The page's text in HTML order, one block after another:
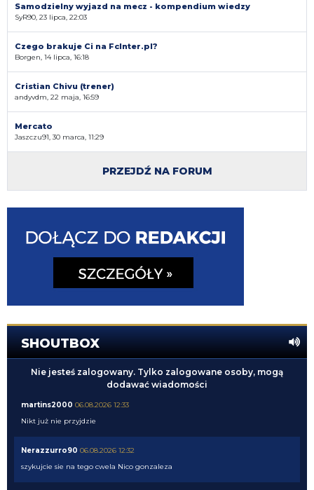
Samodzielny wyjazd na mecz - kompendium wiedzy
SyR90, 23 lipca, 22:03
Czego brakuje Ci na FcInter.pl?
Borgen, 14 lipca, 16:18
Cristian Chivu (trener)
andyvdm, 22 maja, 16:59
Mercato
Jaszczu91, 30 marca, 11:29
PRZEJDŹ NA FORUM
SHOUTBOX
Nie jesteś zalogowany. Tylko zalogowane osoby, mogą
dodawać wiadomości
martins2000 06.08.2026 12:33
Nikt już nie przyjdzie
Nerazzurro90 06.08.2026 12:32
szykujcie sie na tego cwela Nico gonzaleza